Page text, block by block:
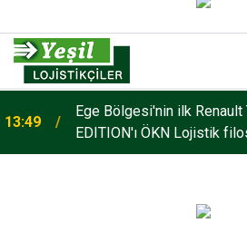
13:49
Ege Bölgesi'nin ilk
EDITION'ı ÖKN Lojistik